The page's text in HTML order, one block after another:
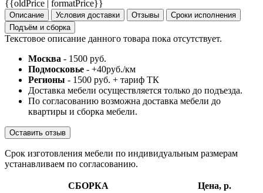
{{oldPrice | formatPrice}}
Описание Условия доставки Отзывы
Сроки исполнения
Подъём и сборка
Текстовое описание данного товара пока отсутствует.
Москва - 1500 руб.
Подмосковье - +40руб./км
Регионы - 1500 руб. + тариф ТК
Доставка мебели осуществляется только до подъезда.
По согласованию возможна доставка мебели до
квартиры и сборка мебели.
Оставить отзыв
Срок изготовления мебели по индивидуальным размерам
устанавливаем по согласованию.
СБОРКА
Цена, р.